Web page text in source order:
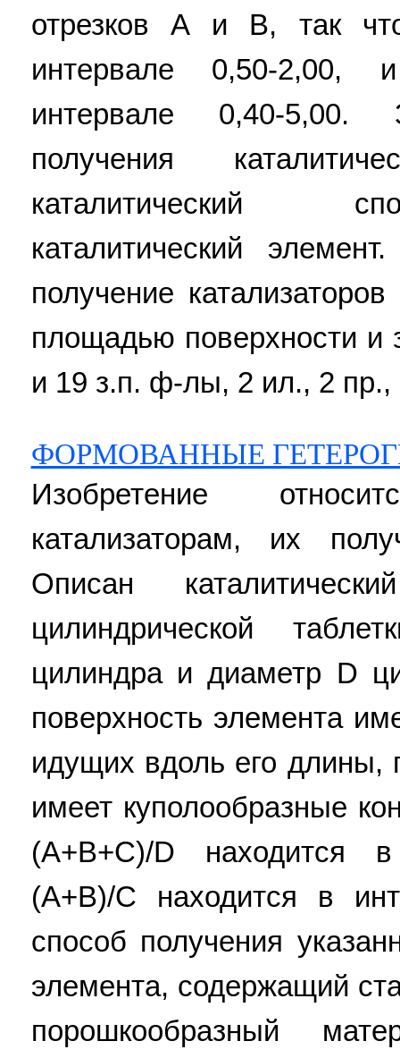
отрезков А и В, так
интервале 0,50-
интервале 0,40-5,00.
получения
каталитический
каталитический
получение
площадью поверхности и
и 19 з.п. ф-лы, 2 ил., 2 пр.,
ФОРМОВАННЫЕ
Изобретение
катализаторам, их
Описан
цилиндрической
цилиндра и диаметр D
поверхность элемента
идущих вдоль его длины,
имеет куполообразные
(A+B+C)/D находится
(A+B)/C находится в
способ получения
элемента, содержащий
порошкообразный